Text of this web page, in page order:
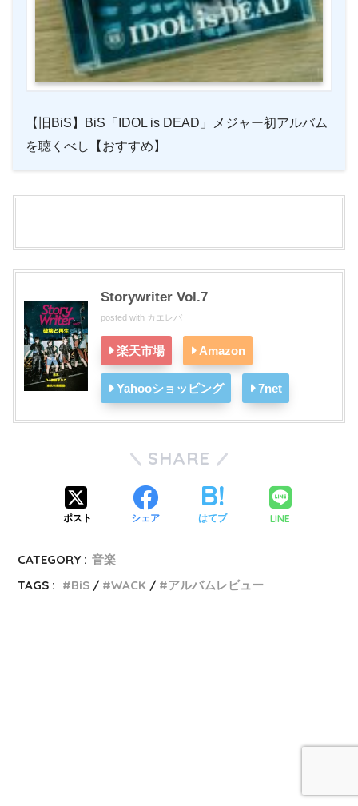
【旧BiS】BiS「IDOL is DEAD」メジャー初アルバム
を聴くべし【おすすめ】
Storywriter Vol.7
posted with カエレバ
楽天市場 Amazon
Yahooショッピング 7net
SHARE
ポスト シェア はてブ LINE
CATEGORY : 音楽
TAGS :
BiS WACK アルバムレビュー